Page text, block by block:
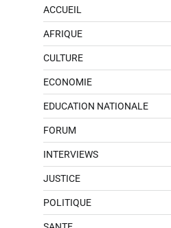
ACCUEIL
AFRIQUE
CULTURE
ECONOMIE
EDUCATION NATIONALE
FORUM
INTERVIEWS
JUSTICE
POLITIQUE